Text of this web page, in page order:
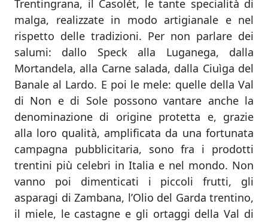
Trentingrana, il Casolét, le tante specialità di
malga, realizzate in modo artigianale e nel
rispetto delle tradizioni. Per non parlare dei
salumi: dallo Speck alla Luganega, dalla
Mortandela, alla Carne salada, dalla Ciuìga del
Banale al Lardo. E poi le mele: quelle della Val
di Non e di Sole possono vantare anche la
denominazione di origine protetta e, grazie
alla loro qualità, amplificata da una fortunata
campagna pubblicitaria, sono fra i prodotti
trentini più celebri in Italia e nel mondo. Non
vanno poi dimenticati i piccoli frutti, gli
asparagi di Zambana, l’Olio del Garda trentino,
il miele, le castagne e gli ortaggi della Val di